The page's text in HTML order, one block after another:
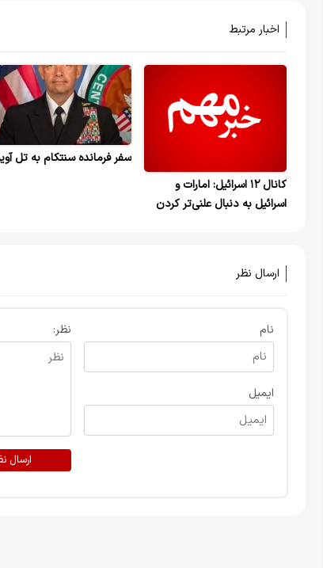
اخبار مرتبط
کانال ۱۲ اسرائیل: امارات و
اسرائیل به دنبال علنی‌تر کردن
سفر فرمانده سنتکام به تل
ارسال نظر
نام
ایمیل
نظر:
ارسال